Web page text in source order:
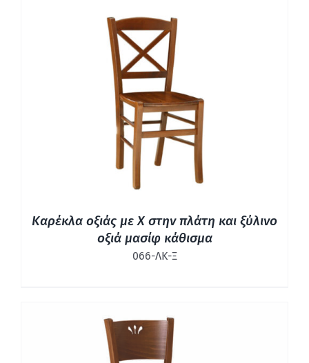
ΛΕΠΤΟΜΈΡΕΙΕΣ
Καρέκλα οξιάς με Χ στην πλάτη και ξύλινο
οξιά μασίφ κάθισμα
066-ΛΚ-Ξ